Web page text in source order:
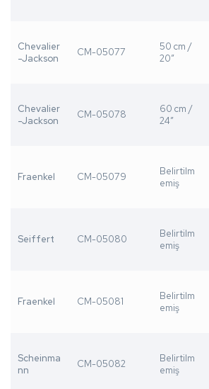
Chevalier
-Jackson
CM-05077
50 cm /
20”
Chevalier
-Jackson
CM-05078
60 cm /
24”
Fraenkel CM-05079
Belirtilm
emiş
Seiffert CM-05080
Belirtilm
emiş
Fraenkel CM-05081
Belirtilm
emiş
Scheinma
nn
CM-05082
Belirtilm
emiş